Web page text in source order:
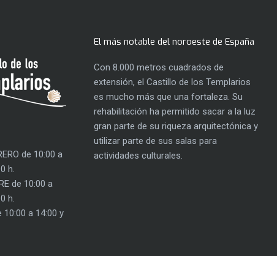
de 10:00 a
h.
de 10:00 a
h.
10:00 a 14:00 y
El más notable del noroeste de España
Con 8.000 metros cuadrados de
extensión, el Castillo de los Templarios
es mucho más que una fortaleza. Su
rehabilitación ha permitido sacar a la luz
gran parte de su riqueza arquitectónica y
utilizar parte de sus salas para
actividades culturales.